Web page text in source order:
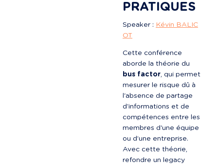
PRATIQUES
Speaker : Kévin BALIC
OT
Cette conférence
aborde la théorie du
bus factor, qui permet
mesurer le risque dû à
l'absence de partage
d'informations et de
compétences entre les
membres d'une équipe
ou d’une entreprise.
Avec cette théorie,
refondre un legacy